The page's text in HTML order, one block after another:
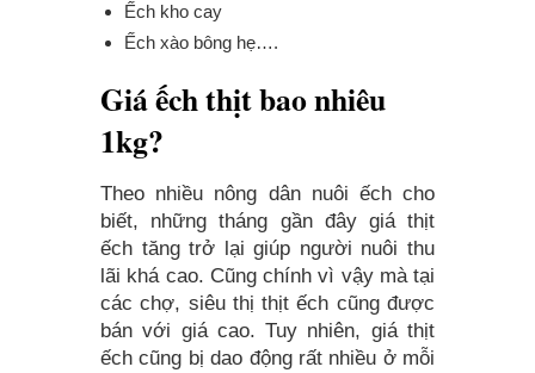
Ếch kho cay
Ếch xào bông hẹ….
Giá ếch thịt bao nhiêu
1kg?
Theo nhiều nông dân nuôi ếch cho
biết, những tháng gần đây giá thịt
ếch tăng trở lại giúp người nuôi thu
lãi khá cao. Cũng chính vì vậy mà tại
các chợ, siêu thị thịt ếch cũng được
bán với giá cao. Tuy nhiên, giá thịt
ếch cũng bị dao động rất nhiều ở mỗi